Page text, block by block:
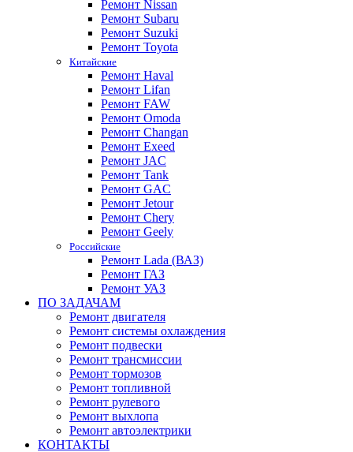
Ремонт Nissan
Ремонт Subaru
Ремонт Suzuki
Ремонт Toyota
Китайские
Ремонт Haval
Ремонт Lifan
Ремонт FAW
Ремонт Omoda
Ремонт Changan
Ремонт Exeed
Ремонт JAC
Ремонт Tank
Ремонт GAC
Ремонт Jetour
Ремонт Chery
Ремонт Geely
Российские
Ремонт Lada (ВАЗ)
Ремонт ГАЗ
Ремонт УАЗ
ПО ЗАДАЧАМ
Ремонт двигателя
Ремонт системы охлаждения
Ремонт подвески
Ремонт трансмиссии
Ремонт тормозов
Ремонт топливной
Ремонт рулевого
Ремонт выхлопа
Ремонт автоэлектрики
КОНТАКТЫ